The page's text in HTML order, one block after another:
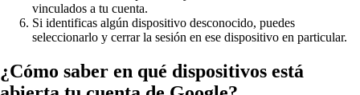
vinculados a tu cuenta.
Si identificas algún dispositivo desconocido, puedes
seleccionarlo y cerrar la sesión en ese dispositivo en particular.
¿Cómo saber en qué dispositivos está